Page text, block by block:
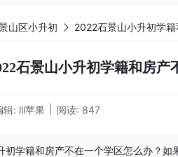
山区小升初 2022石景山小升初学
石景山小升初学籍和房产
辑: lll苹果 阅读: 847
初学籍和房产不在一个学区怎么办？